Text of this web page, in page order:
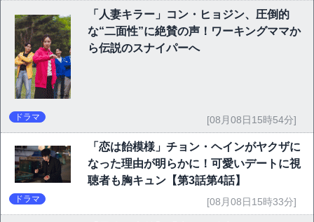
「人妻キラー」コン・ヒョジン、圧倒的
な“二面性”に絶賛の声！ワーキングママか
ら伝説のスナイパーへ
ドラマ [08月08日15時54分]
「恋は飴模様」チョン・ヘインがヤクザに
なった理由が明らかに！可愛いデートに視
聴者も胸キュン【第3話第4話】
ドラマ [08月08日15時33分]